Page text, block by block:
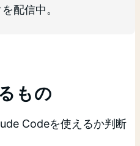
配信中。
もの
Codeを使えるか判断